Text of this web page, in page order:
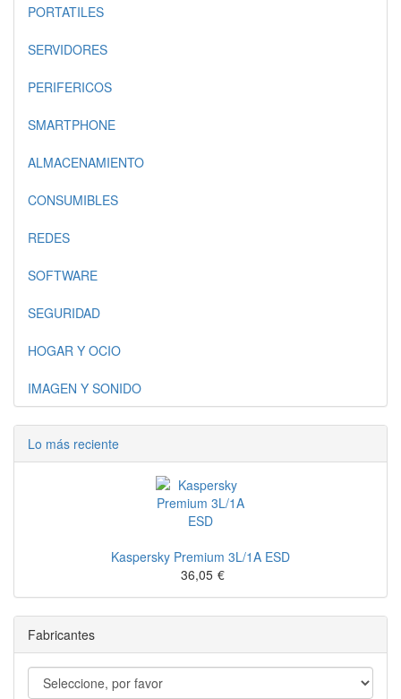
PORTATILES
SERVIDORES
PERIFERICOS
SMARTPHONE
ALMACENAMIENTO
CONSUMIBLES
REDES
SOFTWARE
SEGURIDAD
HOGAR Y OCIO
IMAGEN Y SONIDO
Lo más reciente
Kaspersky Premium 3L/1A ESD
36,05 €
Fabricantes